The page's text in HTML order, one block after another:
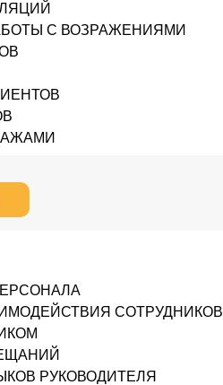
СОТРУДНИКОВ
РУКОВОДИТЕЛЯ
С ВОЗРАЖЕНИЯМИ